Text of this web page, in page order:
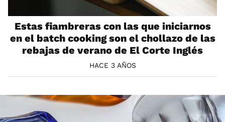
Estas fiambreras con las que iniciarnos
en el batch cooking son el chollazo de las
rebajas de verano de El Corte Inglés
HACE 3 AÑOS